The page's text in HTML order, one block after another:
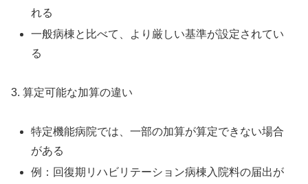
れる
一般病棟と比べて、より厳しい基準が設定されてい
る
3. 算定可能な加算の違い
特定機能病院では、一部の加算が算定できない場合
がある
例：回復期リハビリテーション病棟入院料の届出が